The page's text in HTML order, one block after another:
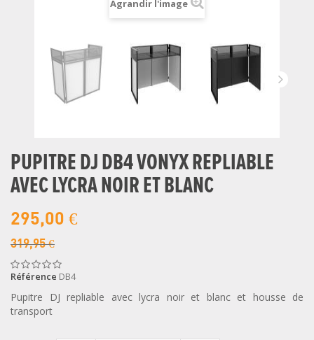
Agrandir l'image
PUPITRE DJ DB4 VONYX REPLIABLE
AVEC LYCRA NOIR ET BLANC
295,00 €
319,95 €
Référence DB4
Pupitre DJ repliable avec lycra noir et blanc et housse de
transport